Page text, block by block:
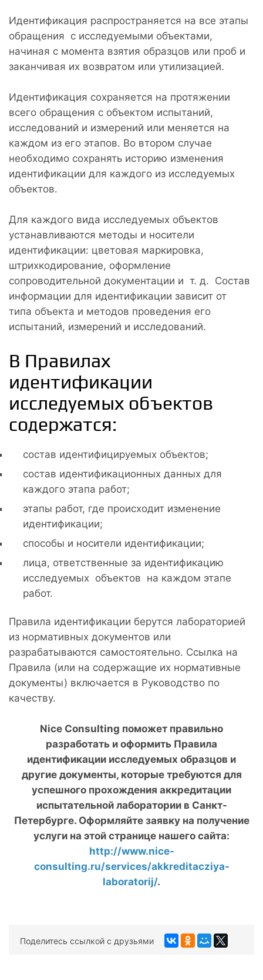
Идентификация распространяется на все этапы
обращения с исследуемыми объектами,
начиная с момента взятия образцов или проб и
заканчивая их возвратом или утилизацией.
Идентификация сохраняется на протяжении
всего обращения с объектом испытаний,
исследований и измерений или меняется на
каждом из его этапов. Во втором случае
необходимо сохранять историю изменения
идентификации для каждого из исследуемых
объектов.
Для каждого вида исследуемых объектов
устанавливаются методы и носители
идентификации: цветовая маркировка,
штрихкодирование, оформление
сопроводительной документации и т. д. Состав
информации для идентификации зависит от
типа объекта и методов проведения его
испытаний, измерений и исследований.
В Правилах
идентификации
исследуемых объектов
содержатся:
состав идентифицируемых объектов;
состав идентификационных данных для
каждого этапа работ;
этапы работ, где происходит изменение
идентификации;
способы и носители идентификации;
лица, ответственные за идентификацию
исследуемых объектов на каждом этапе
работ.
Правила идентификации берутся лабораторией
из нормативных документов или
разрабатываются самостоятельно. Ссылка на
Правила (или на содержащие их нормативные
документы) включается в Руководство по
качеству.
Nice Consulting поможет правильно
разработать и оформить Правила
идентификации исследуемых образцов и
другие документы, которые требуются для
успешного прохождения аккредитации
испытательной лаборатории в Санкт-
Петербурге. Оформляйте заявку на получение
услуги на этой странице нашего сайта:
http://www.nice-
consulting.ru/services/akkreditacziya-
laboratorij/.
Поделитесь ссылкой с друзьями